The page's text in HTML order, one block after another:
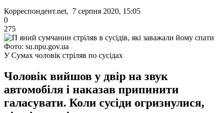
Корреспондент.net, 7 серпня 2020, 15:05
0
275
Фото: su.npu.gov.ua
У Сумах чоловік стріляв по сусідах
Чоловік вийшов у двір на звук
автомобіля і наказав припинити
галасувати. Коли сусіди огризнулися,